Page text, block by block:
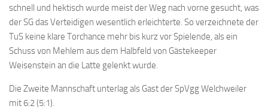
schnell und hektisch wurde meist der Weg nach vorne gesucht, was
der SG das Verteidigen wesentlich erleichterte. So verzeichnete der
TuS keine klare Torchance mehr bis kurz vor Spielende, als ein
Schuss von Mehlem aus dem Halbfeld von Gästekeeper
Weisenstein an die Latte gelenkt wurde.
Die Zweite Mannschaft unterlag als Gast der SpVgg Welchweiler
mit 6:2 (5:1).